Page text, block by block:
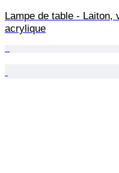
Lampe de table - Laiton,
acrylique